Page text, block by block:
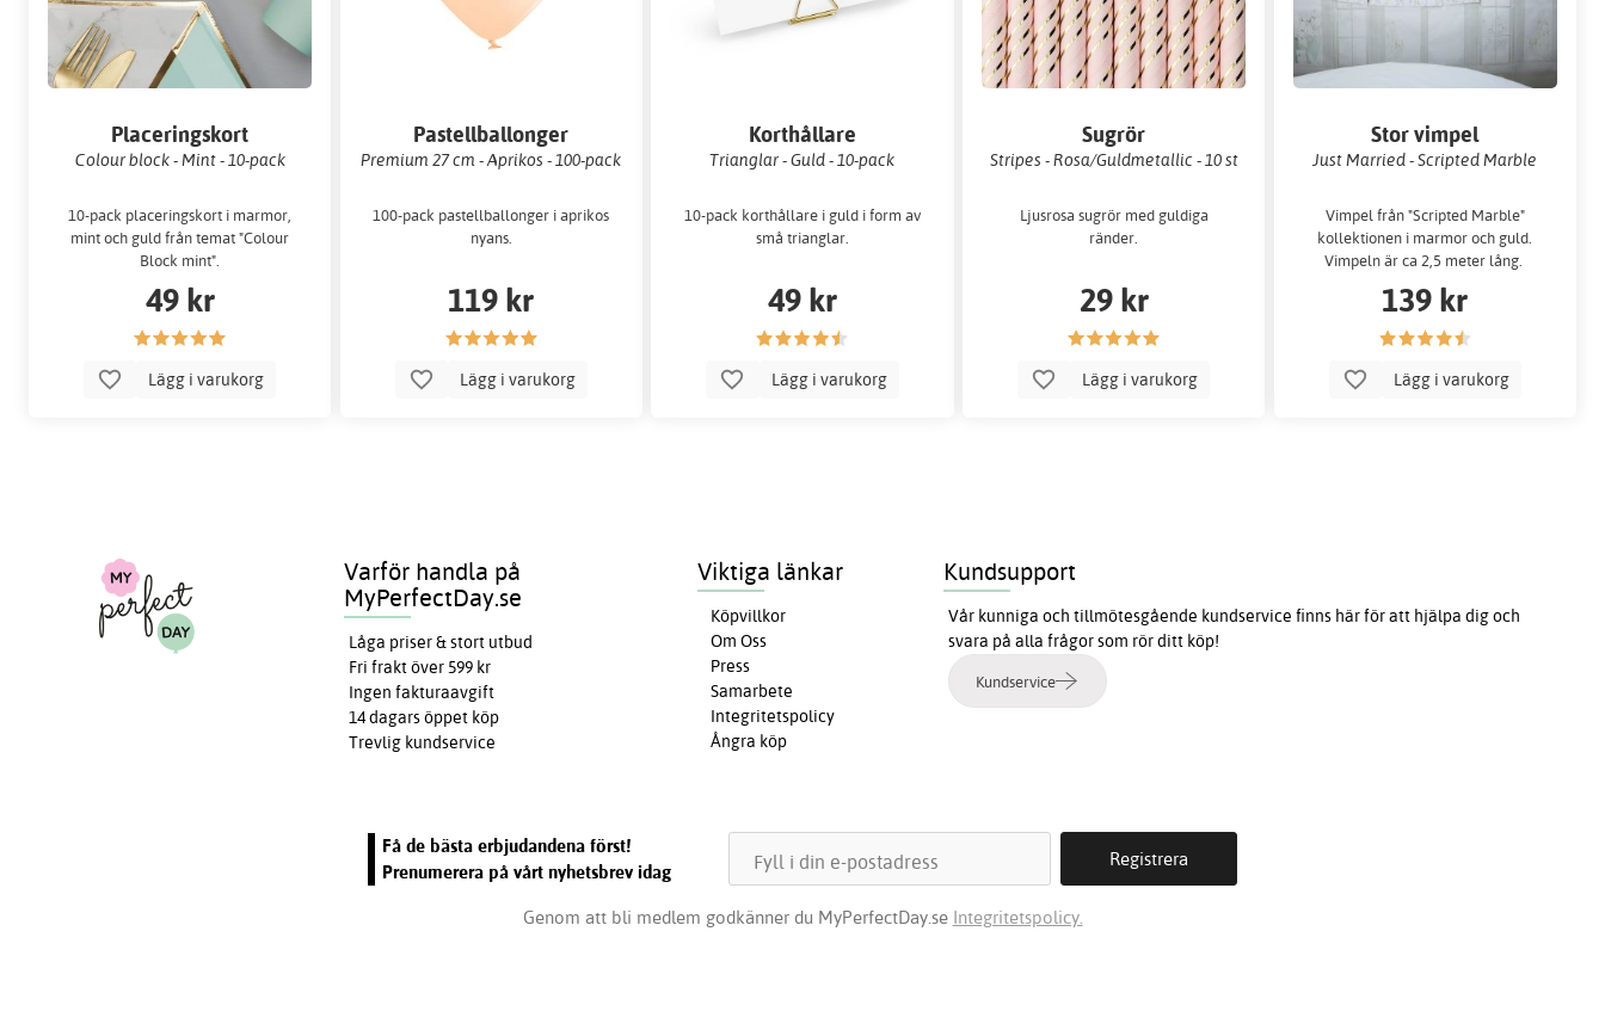
Placeringskort
Colour block - Mint - 10-pack
10-pack placeringskort i marmor,
mint och guld från temat "Colour
Block mint".
49 kr
Lägg i varukorg
Pastellballonger
Premium 27 cm - Aprikos - 100-pack
100-pack pastellballonger i aprikos
nyans.
119 kr
Lägg i varukorg
Korthållare
Trianglar - Guld - 10-pack
10-pack korthållare i guld i form av
små trianglar.
49 kr
Lägg i varukorg
Sugrör
Stripes - Rosa/Guldmetallic - 10 st
Ljusrosa sugrör med guldiga
ränder.
29 kr
Lägg i varukorg
Stor vimpel
Just Married - Scripted Marble
Vimpel från "Scripted Marble"
kollektionen i marmor och guld.
Vimpeln är ca 2,5 meter lång.
139 kr
Lägg i varukorg
Varför handla på
MyPerfectDay.se
Låga priser & stort utbud
Fri frakt över 599 kr
Ingen fakturaavgift
14 dagars öppet köp
Trevlig kundservice
Viktiga länkar
Köpvillkor
Om Oss
Press
Samarbete
Integritetspolicy
Ångra köp
Kundsupport
Vår kunniga och tillmötesgående kundservice finns här för att hjälpa dig och
svara på alla frågor som rör ditt köp!
Kundservice
Få de bästa erbjudandena först!
Prenumerera på vårt nyhetsbrev idag
Genom att bli medlem godkänner du MyPerfectDay.se Integritetspolicy.